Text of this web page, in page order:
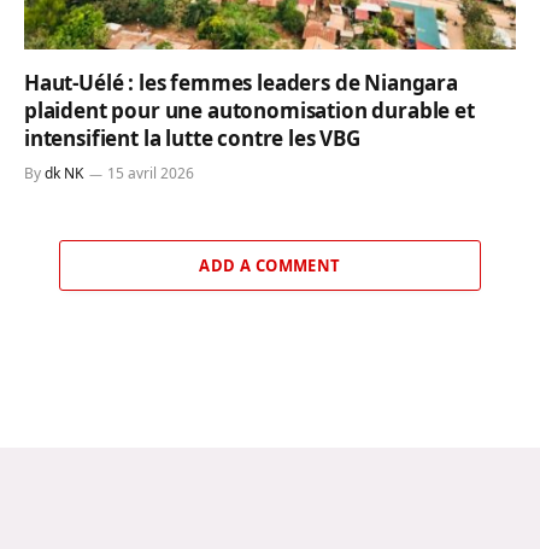
Haut-Uélé : les femmes leaders de Niangara
plaident pour une autonomisation durable et
intensifient la lutte contre les VBG
Bydk NK 15 avril 2026
ADD A COMMENT